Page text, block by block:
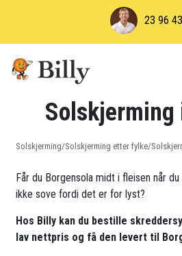
23 96
Solskjerming
Solskjerming/Solskjerming etter fylke/
Får du Borgensola midt i fleisen når
ikke sove fordi det er for lyst?
Hos Billy kan du bestille
lav nettpris og få den levert til